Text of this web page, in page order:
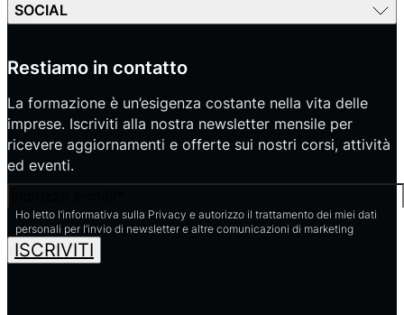
SOCIAL
Restiamo in contatto
La formazione è un’esigenza costante nella vita delle
imprese. Iscriviti alla nostra newsletter mensile per
ricevere aggiornamenti e offerte sui nostri corsi, attività
ed eventi.
Ho letto l’informativa sulla Privacy e autorizzo il trattamento dei miei dati
personali per l’invio di newsletter e altre comunicazioni di marketing
ISCRIVITI